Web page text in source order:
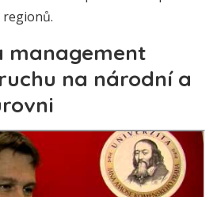
regionů.
management
na národní a